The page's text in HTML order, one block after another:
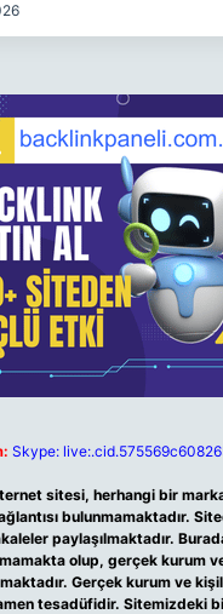
Skype:
sitesi, herhangi bir
bulunmamaktadır.
paylaşılmaktadır.
olup, gerçek kurum
Gerçek kurum ve
tesadüfidir. Sitemizdeki